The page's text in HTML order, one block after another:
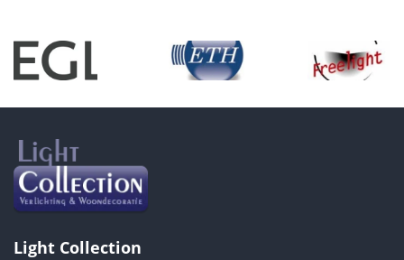
Light Collection